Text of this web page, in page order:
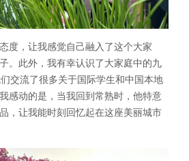
度，让我感觉自己融入了这个大家
。此外，我有幸认识了大家庭中的九
交流了很多关于国际学生和中国本地
感动的是，当我回到常熟时，他特意
，让我能时刻回忆起在这座美丽城市